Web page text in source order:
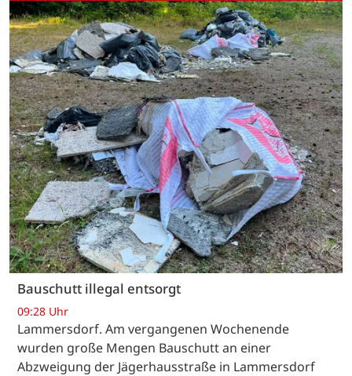
Bauschutt illegal entsorgt
09:28 Uhr
Lammersdorf. Am vergangenen Wochenende
wurden große Mengen Bauschutt an einer
Abzweigung der Jägerhausstraße in Lammersdorf